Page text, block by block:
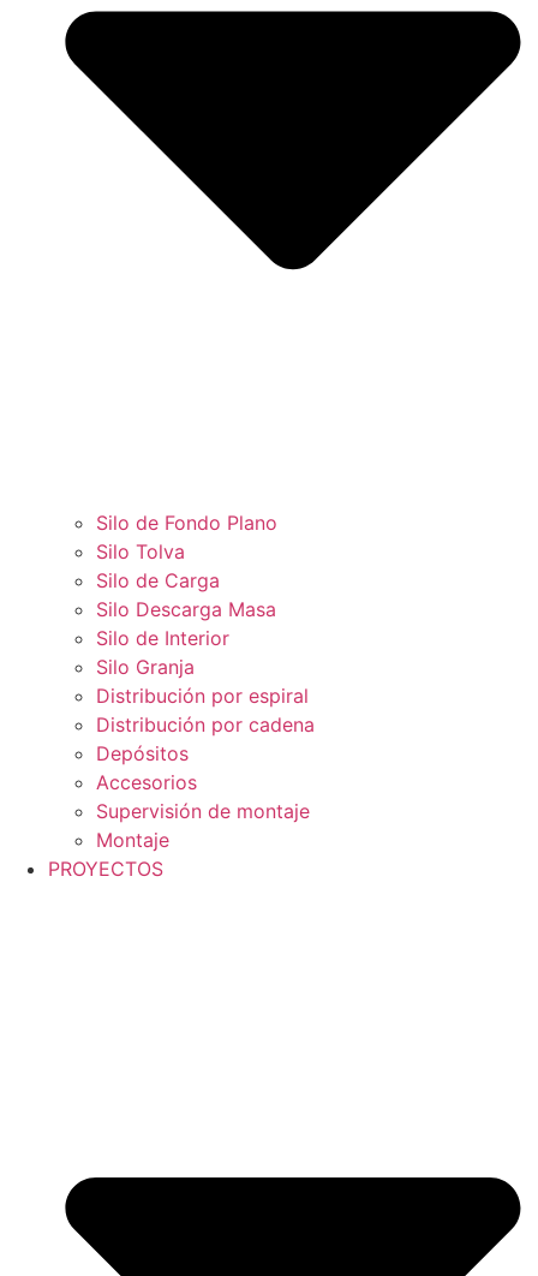
Silo de Fondo Plano
Silo Tolva
Silo de Carga
Silo Descarga Masa
Silo de Interior
Silo Granja
Distribución por espiral
Distribución por cadena
Depósitos
Accesorios
Supervisión de montaje
Montaje
PROYECTOS